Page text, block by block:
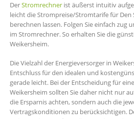
DerStromrechner ist äußerst intuitiv
leicht die Strompreise/Stromtarife für Den
berechnen lassen. Folgen Sie einfach zug
im Stromrechner. So erhalten Sie die
Weikersheim.
Die Vielzahl der Energieversorger in
Entschluss für den idealen und
gerade leicht. Bei der Entscheidung für
Weikersheim sollten Sie daher nicht nur
die Ersparnis achten, sondern auch die
Vertragskonditionen zu berücksichtigen.